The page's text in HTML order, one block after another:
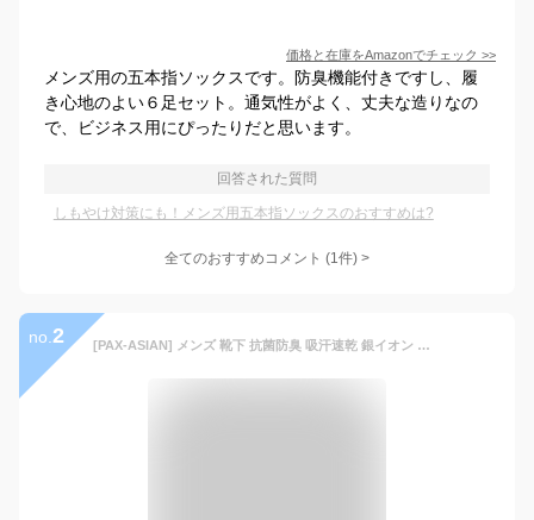
価格と在庫をAmazonでチェック >>
メンズ用の五本指ソックスです。防臭機能付きですし、履
き心地のよい６足セット。通気性がよく、丈夫な造りなの
で、ビジネス用にぴったりだと思います。
回答された質問
しもやけ対策にも！メンズ用五本指ソックスのおすすめは?
全てのおすすめコメント (1件) >
no. 2 [PAX-ASIAN] メンズ 靴下 抗菌防臭 吸汗速乾 銀イオン ５本指ソックス 銀マジック カカト付 ３足組 (３色アソート, 25〜27cm) #810